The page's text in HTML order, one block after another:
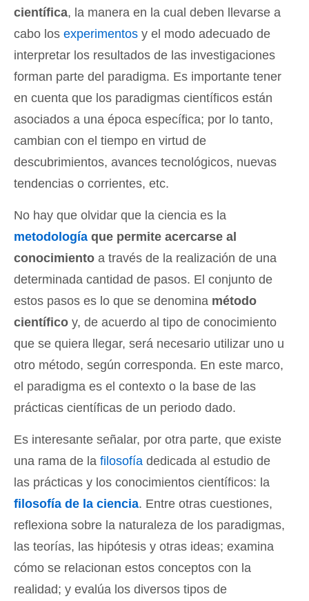
científica, la manera en la cual deben llevarse a
cabo los experimentos y el modo adecuado de
interpretar los resultados de las investigaciones
forman parte del paradigma. Es importante tener
en cuenta que los paradigmas científicos están
asociados a una época específica; por lo tanto,
cambian con el tiempo en virtud de
descubrimientos, avances tecnológicos, nuevas
tendencias o corrientes, etc.
No hay que olvidar que la ciencia es la
metodología que permite acercarse al
conocimiento a través de la realización de una
determinada cantidad de pasos. El conjunto de
estos pasos es lo que se denomina método
científico y, de acuerdo al tipo de conocimiento
que se quiera llegar, será necesario utilizar uno u
otro método, según corresponda. En este marco,
el paradigma es el contexto o la base de las
prácticas científicas de un periodo dado.
Es interesante señalar, por otra parte, que existe
una rama de la filosofía dedicada al estudio de
las prácticas y los conocimientos científicos: la
filosofía de la ciencia. Entre otras cuestiones,
reflexiona sobre la naturaleza de los paradigmas,
las teorías, las hipótesis y otras ideas; examina
cómo se relacionan estos conceptos con la
realidad; y evalúa los diversos tipos de